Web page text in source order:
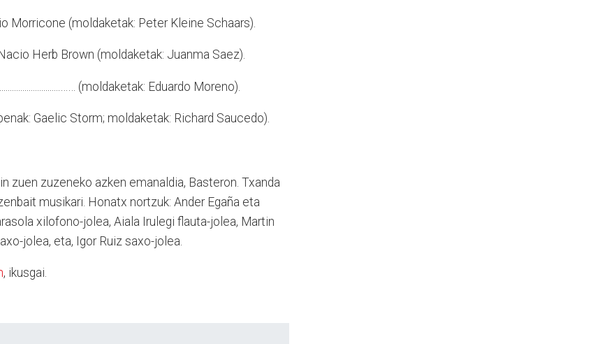
Morricone (moldaketak: Peter Kleine Schaars).
Nacio Herb Brown (moldaketak: Juanma Saez).
(moldaketak: Eduardo Moreno).
Gaelic Storm; moldaketak: Richard Saucedo).
zuen zuzeneko azken emanaldia, Basteron. Txanda
musikari. Honatx nortzuk: Ander Egaña eta
xilofono-jolea, Aiala Irulegi flauta-jolea, Martin
jolea, eta, Igor Ruiz saxo-jolea.
, ikusgai.